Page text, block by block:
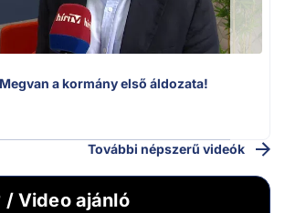
a kormány első áldozata!
További népszerű videók
/ Video ajánló